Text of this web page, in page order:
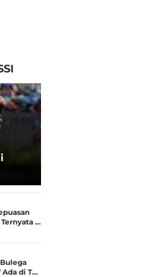
…
Ada di T…